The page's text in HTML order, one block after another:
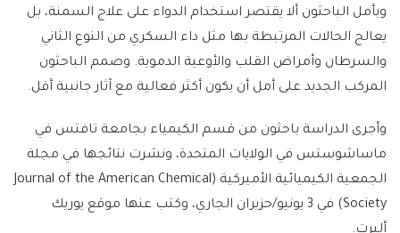
ويأمل الباحثون ألا يقتصر استخدام الدواء على علاج السمنة، بل
يعالج الحالات المرتبطة بها مثل داء السكري من النوع الثاني
والسرطان وأمراض القلب والأوعية الدموية. وصمم الباحثون
المركب الجديد على أمل أن يكون أكثر فعالية مع آثار جانبية أقل.
وأجرى الدراسة باحثون من قسم الكيمياء بجامعة تافتس في
ماساشوستس في الولايات المتحدة، ونشرت نتائجها في مجلة
الجمعية الكيميائية الأميركية (Journal of the American Chemical
Society) في 3 يونيو/حزيران الجاري، وكتب عنها موقع يوريك
أليرت.